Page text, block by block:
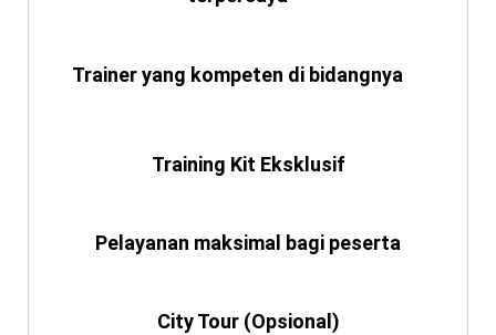
Trainer yang kompeten di bidangnya
Training Kit Eksklusif
Pelayanan maksimal bagi peserta
City Tour (Opsional)